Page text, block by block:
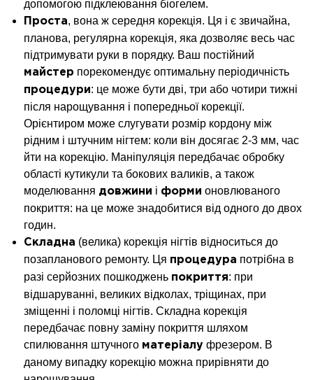
допомогою підклеювання біогелем.
Проста, вона ж середня корекція. Ця і є звичайна,
планова, регулярна корекція, яка дозволяє весь час
підтримувати руки в порядку. Ваш постійний
майстер порекомендує оптимальну періодичність
процедури: це може бути дві, три або чотири тижні
після нарощування і попередньої корекції.
Орієнтиром може слугувати розмір кордону між
рідним і штучним нігтем: коли він досягає 2-3 мм, час
йти на корекцію. Маніпуляція передбачає обробку
області кутикули та бокових валиків, а також
моделювання довжини і форми оновлюваного
покриття: на це може знадобитися від одного до двох
годин.
Складна (велика) корекція нігтів відноситься до
позапланового ремонту. Ця процедура потрібна в
разі серйозних пошкоджень покриття: при
відшаруванні, великих відколах, тріщинах, при
зміщенні і поломці нігтів. Складна корекція
передбачає повну заміну покриття шляхом
спилювання штучного матеріалу фрезером. В
даному випадку корекцію можна прирівняти до